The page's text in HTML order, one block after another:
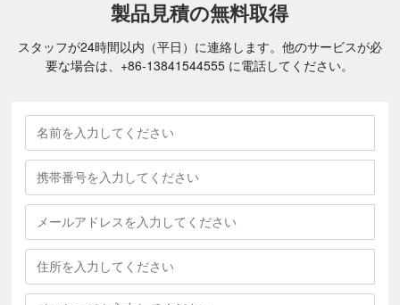
製品見積の無料取得
スタッフが24時間以内（平日）に連絡します。他のサービスが必
要な場合は、 +86-13841544555 に電話してください。